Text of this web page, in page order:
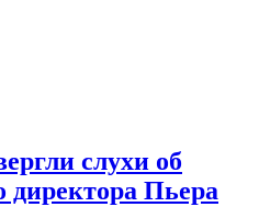
слухи об
директора Пьера